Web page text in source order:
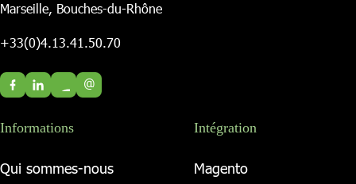
Marseille, Bouches-du-Rhône
+33(0)4.13.41.50.70
@
Informations
Qui sommes-nous
Intégration
Magento